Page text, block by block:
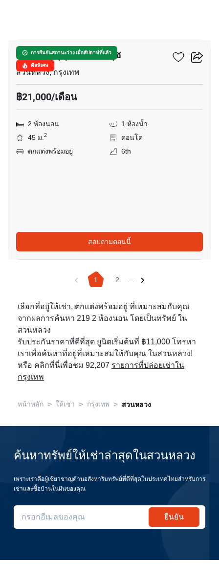
การยืนยันสถานะว่าง เมื่อสัปดาห์ที่แล้ว
ดีลพิเศษ
แอสปาย สุขุมวิท-อ่อนนุช
สวนหลวง, กรุงเทพ
฿21,000/เดือน
2 ห้องนอน
1 ห้องน้ำ
45 ม.2
คอนโด
ตกแต่งพร้อมอยู่
6th
สอบถามตอนนี้
1 2 ...
เลือกที่อยู่ให้เช่า, ตกแต่งพร้อมอยู่ ที่เหมาะสมกับคุณ
จากผลการค้นหา 219 2 ห้องนอน โดยเป็นทรัพย์ ใน
สวนหลวง
รับประกันราคาที่ดีที่สุด ยูนิตเริ่มต้นที่ ฿11,000 โทรหา
เราเพื่อค้นหาที่อยู่ที่เหมาะสมให้กับคุณ ในสวนหลวง!
หรือ คลิกที่นี่เพื่อชม 92,207 รายการที่ปล่อยเช่าใน
กรุงเทพ
หน้าหลัก > ให้เช่า > กรุงเทพ > สวนหลวง
ค้นหาทรัพย์ให้เช่าล่าสุดในสวนหลวง
เพราะเราคือผู้เชี่ยวชาญด้านอสังหาริมทรัพย์ที่ดีที่สุดในประเทศไทยสำหรับการ
เช่าและซื้อบ้านในฝันของคุณ
ยืนยัน